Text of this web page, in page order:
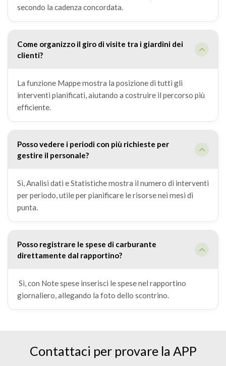
secondo la cadenza concordata.
Come organizzo il giro di visite tra i giardini dei
clienti?
La funzione Mappe mostra la posizione di tutti gli
interventi pianificati, aiutando a costruire il percorso più
efficiente.
Posso vedere i periodi con più richieste per
gestire il personale?
Sì, Analisi dati e Statistiche mostra il numero di interventi
per periodo, utile per pianificare le risorse nei mesi di
punta.
Posso registrare le spese di carburante
direttamente dal rapportino?
Sì, con Note spese inserisci le spese nel rapportino
giornaliero, allegando la foto dello scontrino.
Contattaci per provare la APP